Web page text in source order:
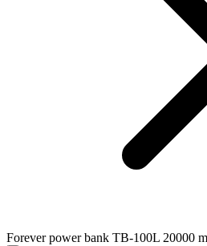
Forever power bank TB-100L 20000